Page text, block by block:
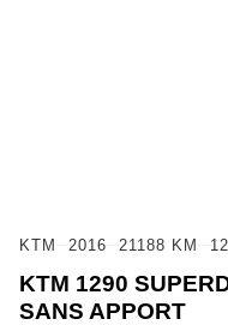
KTM 2016 21188 KM
KTM 1290
SANS APPORT